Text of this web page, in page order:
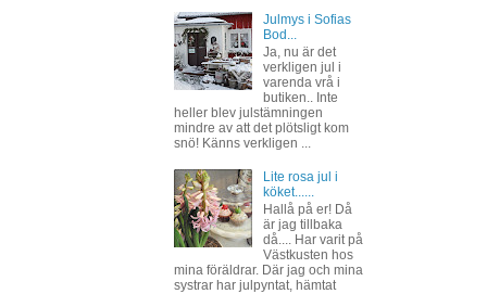
Julmys i Sofias
Bod...
Ja, nu är det
verkligen jul i
varenda vrå i
butiken.. Inte
heller blev julstämningen
mindre av att det plötsligt kom
snö! Känns verkligen ...
Lite rosa jul i
köket......
Hallå på er! Då
är jag tillbaka
då.... Har varit på
Västkusten hos
mina föräldrar. Där jag och mina
systrar har julpyntat, hämtat